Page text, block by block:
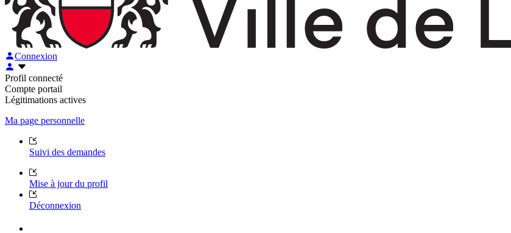
Connexion
Profil connecté
Compte portail
Légitimations actives
Ma page personnelle
Suivi des demandes
Mise à jour du profil
Déconnexion